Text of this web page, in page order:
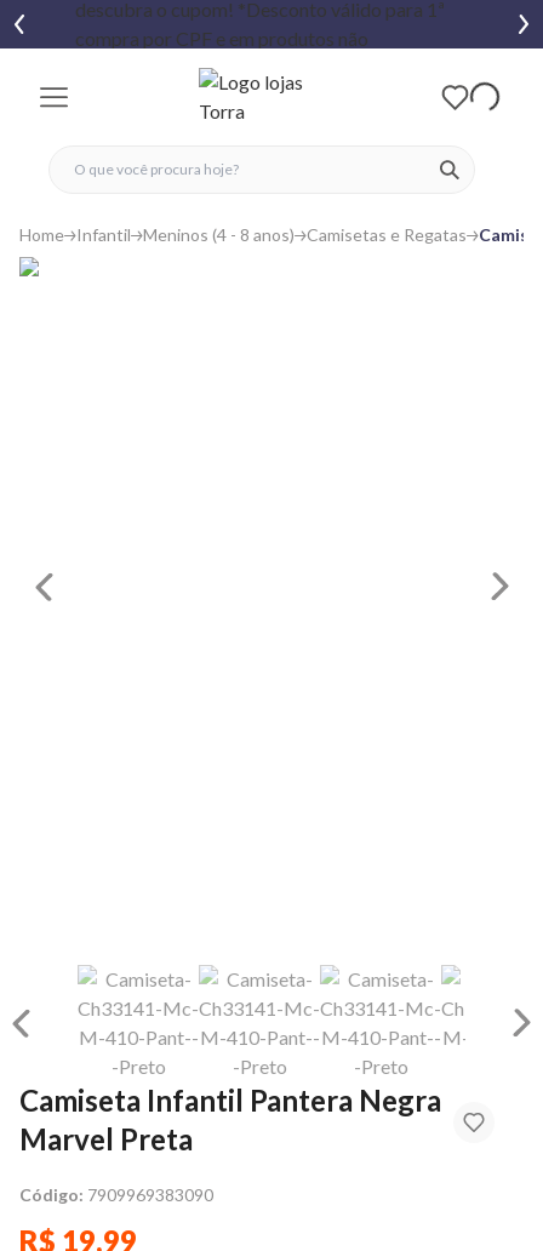
ver
fechar menu
fechar menu
favoritos
Home Infantil Meninos (4 - 8 anos) Camisetas e Regatas
Camiseta Infantil Pantera Negra
Marvel Preta
Código: 7909969383090
R$ 19,99